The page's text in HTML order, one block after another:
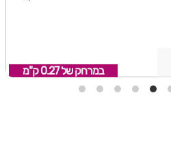
במרחק של0.27 ק"מ